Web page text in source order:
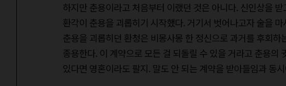
하지만 춘용이라고 처음부터 이랬던 것은 아니다. 신인상을
환각이 춘용을 괴롭히기 시작했다. 거기서 벗어나고자 술을
춘용을 괴롭히던 환청은 비몽사몽 한 정신으로 과거를 후회
종용한다. 이 계약으로 모든 걸 되돌릴 수 있을 거라고 춘용의
있다면 영혼이라도 팔지. 말도 안 되는 계약을 받아들임과 동